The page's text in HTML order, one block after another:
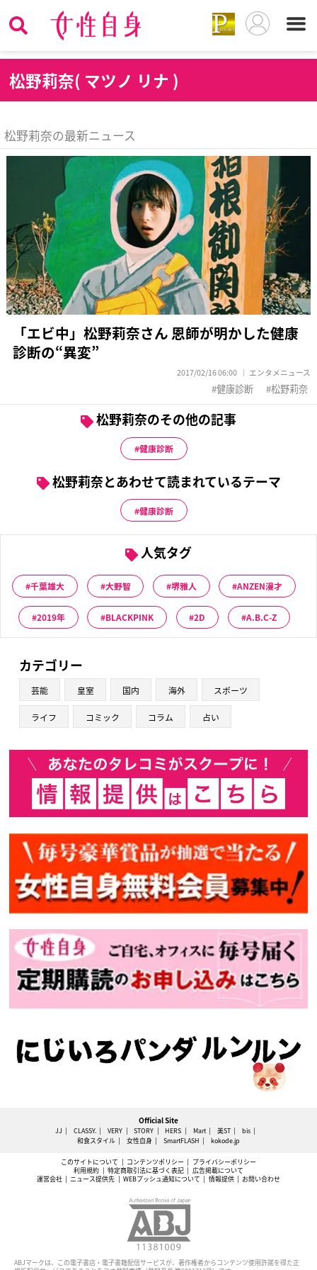
松野莉奈( マツノ リナ )
松野莉奈の最新ニュース
「エビ中」松野莉奈さん 恩師が明かした健康
診断の“異変”
2017/02/16 06:00 エンタメニュース
健康診断 松野莉奈
松野莉奈のその他の記事
健康診断
松野莉奈とあわせて読まれているテーマ
健康診断
人気タグ
千葉雄大 大野智 堺雅人 ANZEN漫才
2019年 BLACKPINK 2D A.B.C-Z
カテゴリー
芸能 皇室 国内 海外 スポーツ
ライフ コミック コラム 占い
Official Site
JJ CLASSY. VERY STORY HERS Mart 美ST
bis
和食スタイル
女性自身 SmartFLASH kokode.jp
このサイトについて コンテンツポリシー
プライバシーポリシー
利用規約
特定商取引法に基づく表記
広告掲載について
運営会社
ニュース提供先 WEBプッシュ通知について 情報提供 お問い合わせ
ABJマークは、この電子書店・電子書籍配信サービスが、著作権者からコンテンツ使用許諾を得た正